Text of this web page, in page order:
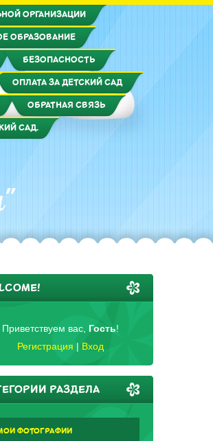
ОРГАНИЗАЦИИ
ОБРАЗОВАНИЕ
БЕЗОПАСНОСТЬ
ОПЛАТА ЗА ДЕТСКИЙ САД
ОБРАТНАЯ СВЯЗЬ
САД.
Приветствуем вас Гость!
Регистрация | Вход
РАЗДЕЛА
ФОТОГРАФИИ